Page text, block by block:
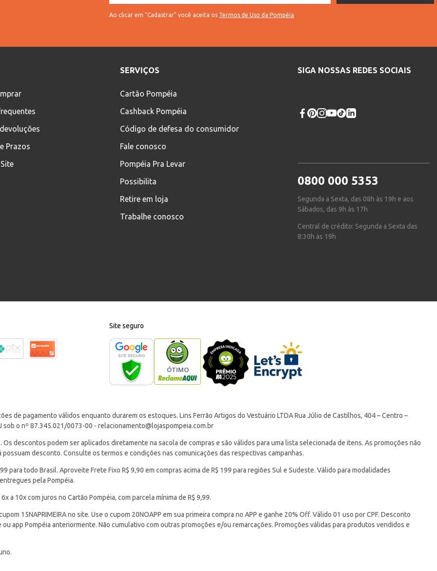
Ao clicar em "Cadastrar" você aceita os Termos de Uso da Pompéia
Prazos
SERVIÇOS
Cartão Pompéia
Cashback Pompéia
Código de defesa do consumidor
Fale conosco
Pompéia Pra Levar
Possibilita
Retire em loja
Trabalhe conosco
SIGA NOSSAS REDES SOCIAIS
0800 000 5353
Segunda a Sexta, das 08h às 19h e aos
Sábados, das 9h às 17h
Central de crédito: Segunda a Sexta das
8:30h às 19h
Site seguro
de pagamento válidos enquanto durarem os estoques. Lins Ferrão Artigos do Vestuário LTDA Rua Júlio de Castilhos, 404 – Centro –
sob o nº 87.345.021/0073-00 - relacionamento@lojaspompeia.com.br
descontos podem ser aplicados diretamente na sacola de compras e são válidos para uma lista selecionada de itens. As promoções não
desconto. Consulte os termos e condições nas comunicações das respectivas campanhas.
para todo Brasil. Aproveite Frete Fixo R$ 9,90 em compras acima de R$ 199 para regiões Sul e Sudeste. Válido para modalidades
pela Pompéia.
a 10x com juros no Cartão Pompéia, com parcela mínima de R$ 9,99.
15NAPRIMEIRA no site. Use o cupom 20NOAPP em sua primeira compra no APP e ganhe 20% Off. Válido 01 uso por CPF. Desconto
app Pompéia anteriormente. Não cumulativo com outras promoções e/ou remarcações. Promoções válidas para produtos vendidos e